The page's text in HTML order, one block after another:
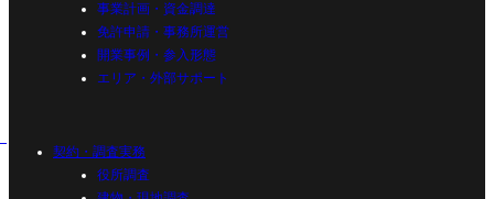
事業計画・資金調達
免許申請・事務所運営
開業事例・参入形態
エリア・外部サポート
契約・調査実務
役所調査